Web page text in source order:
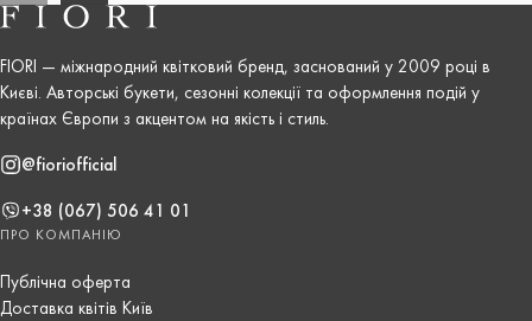
FIORI — міжнародний квітковий бренд, заснований у 2009 році в
Києві. Авторські букети, сезонні колекції та оформлення подій у
країнах Європи з акцентом на якість і стиль.
@fioriofficial
+38 (067) 506 41 01
ПРО КОМПАНІЮ
Публічна оферта
Доставка квітів Київ